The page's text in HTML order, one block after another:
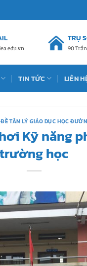
TRỤ
90
TIN TỨC LIÊN
TÂM LÝ GIÁO DỤC HỌC
Kỹ năng
trường học